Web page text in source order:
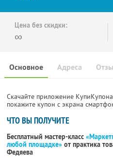
Цена без скидки:
∞
Основное Адреса
Скачайте приложение
покажите купон с экрана
ЧТО ВЫ ПОЛУЧИТЕ
Бесплатный мастер-класс
любой площадке» от практика
Федяева